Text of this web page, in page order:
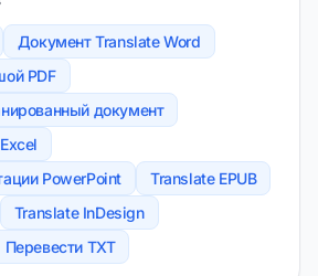
Документ Translate Word
PDF
документ
PowerPoint
Translate EPUB
Translate InDesign
Перевести TXT